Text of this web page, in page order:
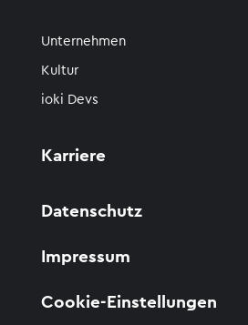
Unternehmen
Kultur
ioki Devs
Karriere
Datenschutz
Impressum
Cookie-Einstellungen